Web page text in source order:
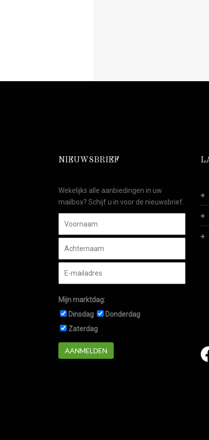
NIEUWSBRIEF
Wekelijks alle aanbiedingen in uw
mailbox? Schijf u in voor de nieuwsbrief.
Mijn marktdag:
Dinsdag
Donderdag
Zaterdag
AANMELDEN